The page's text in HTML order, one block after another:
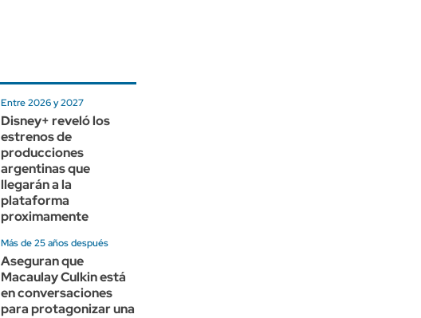
Entre 2026 y 2027
Disney+ reveló los
estrenos de
producciones
argentinas que
llegarán a la
plataforma
proximamente
Más de 25 años después
Aseguran que
Macaulay Culkin está
en conversaciones
para protagonizar una